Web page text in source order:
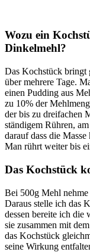
Wozu ein
Dinkelmehl?
Das Kochstück bringt
über mehrere Tage.
einen Pudding aus
zu 10% der
der bis zu dreifachen
ständigem Rühren,
darauf dass die
Man rührt weiter bis
Das Kochstück
Bei 500g Mehl
Daraus stelle ich das
dessen bereite ich die
sie zusammen mit
das Kochstück
seine Wirkung